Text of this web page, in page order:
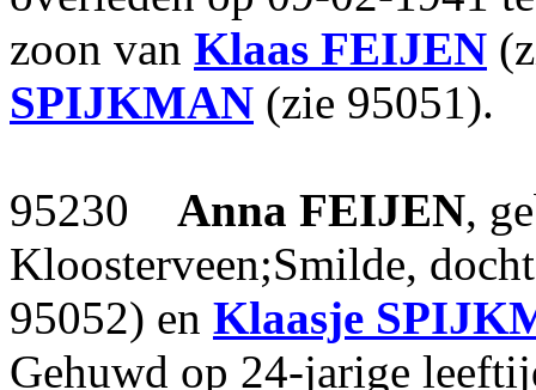
zoon van Klaas FEIJEN
SPIJKMAN (zie 95051).
95230 Anna FEIJEN,
Kloosterveen;Smilde,
95052) en Klaasje
Gehuwd op 24-jarige